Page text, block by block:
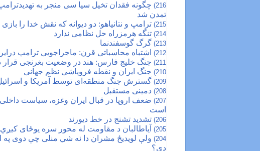
216) چگونه فقدان تخیل سیا سی منجر به تهدیدترامپ
تمدن ‎شد
215) ترامپ و نتانیاهو: دو دیوانه که نقش خدا را
214) تنگه هرمزراه حل نظامی ندارد
213) گرگ گوسفندنما
212) اشتباه محاسباتی قرن: ماجراجویی ‎ترامپ درایران
211) جنگ خلیج فارس: هند در وضعیت بغرنجی قرار
210) جنگ ایران و نقطه فروپاشی نظم جهانی
209) گسترش جنگ منطقه‌ای توسط آمریکا و
208) دمینی مستقبل
207) ضعف اروپا در قبال ایران وغزه، سیاست داخلی
است
206) تشدید تشنج در خط دیورند
205) آیاطالبان د مقاومت له محور سره یوځای
204) ولې لویدیځ مشران دا نه شي منلی چې دوی په
دي؟